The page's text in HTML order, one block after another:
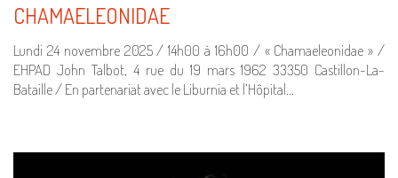
CHAMAELEONIDAE
Lundi 24 novembre 2025 / 14h00 à 16h00 / « Chamaeleonidae » /
EHPAD John Talbot, 4 rue du 19 mars 1962 33350 Castillon-La-
Bataille / En partenariat avec le Liburnia et l’Hôpital…